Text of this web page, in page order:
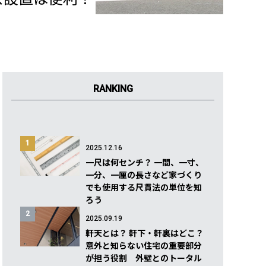
RANKING
1
2025.12.16
一尺は何センチ？ 一間、一寸、
一分、一厘の長さなど家づくり
でも使用する尺貫法の単位を知
ろう
2
2025.09.19
軒天とは？ 軒下・軒裏はどこ？
意外と知らない住宅の重要部分
が担う役割 外壁とのトータル